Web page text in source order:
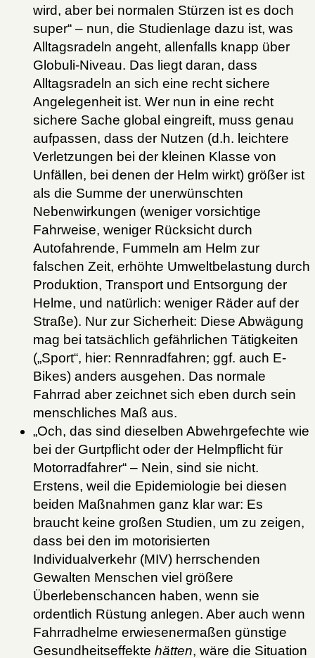
wird, aber bei normalen Stürzen ist es doch
super“ – nun, die Studienlage dazu ist, was
Alltagsradeln angeht, allenfalls knapp über
Globuli-Niveau. Das liegt daran, dass
Alltagsradeln an sich eine recht sichere
Angelegenheit ist. Wer nun in eine recht
sichere Sache global eingreift, muss genau
aufpassen, dass der Nutzen (d.h. leichtere
Verletzungen bei der kleinen Klasse von
Unfällen, bei denen der Helm wirkt) größer ist
als die Summe der unerwünschten
Nebenwirkungen (weniger vorsichtige
Fahrweise, weniger Rücksicht durch
Autofahrende, Fummeln am Helm zur
falschen Zeit, erhöhte Umweltbelastung durch
Produktion, Transport und Entsorgung der
Helme, und natürlich: weniger Räder auf der
Straße). Nur zur Sicherheit: Diese Abwägung
mag bei tatsächlich gefährlichen Tätigkeiten
(„Sport“, hier: Rennradfahren; ggf. auch E-
Bikes) anders ausgehen. Das normale
Fahrrad aber zeichnet sich eben durch sein
menschliches Maß aus.
„Och, das sind dieselben Abwehrgefechte wie
bei der Gurtpflicht oder der Helmpflicht für
Motorradfahrer“ – Nein, sind sie nicht.
Erstens, weil die Epidemiologie bei diesen
beiden Maßnahmen ganz klar war: Es
braucht keine großen Studien, um zu zeigen,
dass bei den im motorisierten
Individualverkehr (MIV) herrschenden
Gewalten Menschen viel größere
Überlebenschancen haben, wenn sie
ordentlich Rüstung anlegen. Aber auch wenn
Fahrradhelme erwiesenermaßen günstige
Gesundheitseffekte hätten, wäre die Situation